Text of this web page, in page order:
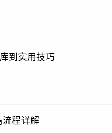
到实用技巧
流程详解